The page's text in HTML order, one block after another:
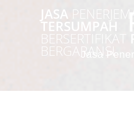
JASA
TERSUMPAH
BERSERTIFIKAT
BERGARANSI
Jasa